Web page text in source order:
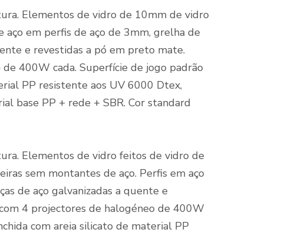
Elementos de vidro de 10mm de vidro
em perfis de aço de 3mm, grelha de
e revestidas a pó em preto mate.
400W cada. Superfície de jogo padrão
PP resistente aos UV 6000 Dtex,
base PP + rede + SBR. Cor standard
Elementos de vidro feitos de vidro de
sem montantes de aço. Perfis em aço
de aço galvanizadas a quente e
4 projectores de halogéneo de 400W
com areia silicato de material PP